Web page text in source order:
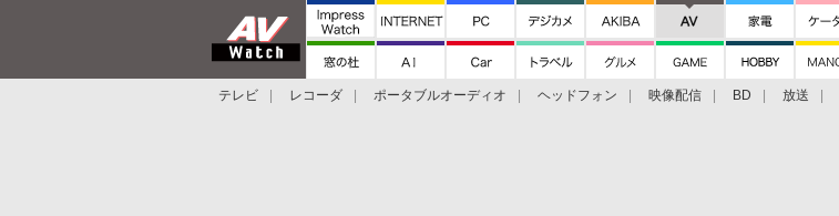
テレビ レコーダ ポータブルオーディオ ヘッドフォン 映像配信 BD 放送